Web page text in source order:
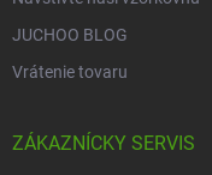
JUCHOO BLOG
Vrátenie tovaru
ZÁKAZNÍCKY SERVIS